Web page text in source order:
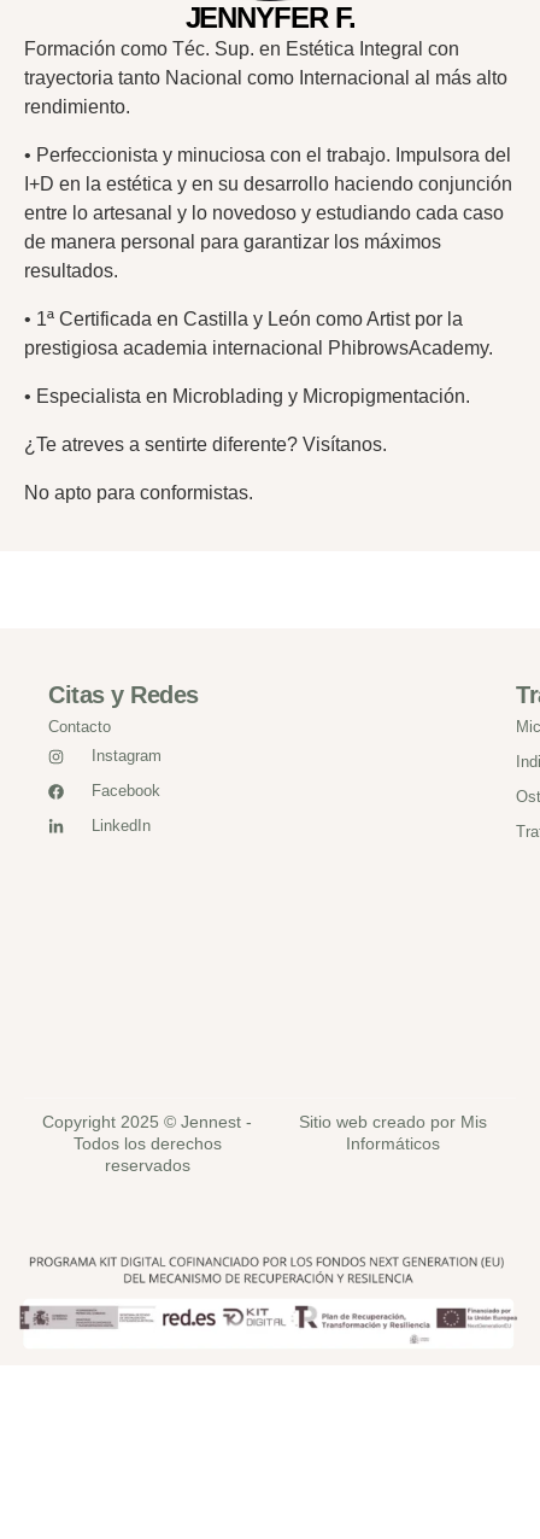
JENNYFER F.
Formación como Téc. Sup. en Estética Integral con
trayectoria tanto Nacional como Internacional al más alto
rendimiento.
• Perfeccionista y minuciosa con el trabajo. Impulsora del
I+D en la estética y en su desarrollo haciendo conjunción
entre lo artesanal y lo novedoso y estudiando cada caso
de manera personal para garantizar los máximos
resultados.
• 1ª Certificada en Castilla y León como Artist por la
prestigiosa academia internacional PhibrowsAcademy.
• Especialista en Microblading y Micropigmentación.
¿Te atreves a sentirte diferente? Visítanos.
No apto para conformistas.
Citas y Redes
Contacto
Instagram
Facebook
LinkedIn
Copyright 2025 © Jennest -
Todos los derechos
reservados
Sitio web creado por Mis
Informáticos